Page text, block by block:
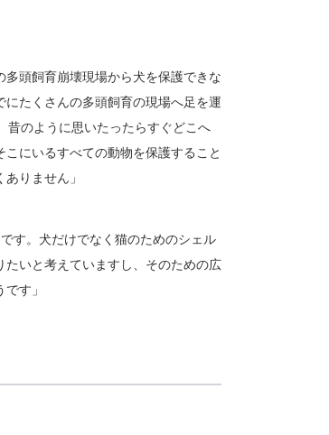
多頭飼育崩壊現場から犬を保護できな
たくさんの多頭飼育の現場へ足を運
昔のように思いたったらすぐどこへ
にいるすべての動物を保護すること
りません」
す。犬だけでなく猫のためのシェル
いと考えていますし、そのための広
す」